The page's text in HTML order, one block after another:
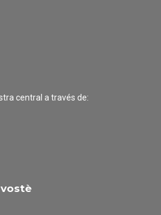
central a través de: